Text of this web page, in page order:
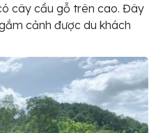
cây cầu gỗ trên cao. Đây
cảnh được du khách